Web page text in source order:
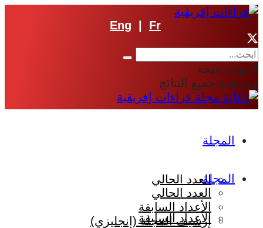
Eng Fr
لا توجد نتيجة
مشاهدة جميع النتائج
المجلة
العدد الحالي
الأعداد السابقة
المجلة
العدد الحالي
الأعداد السابقة
إرشيف المجلة (إنجليزي)